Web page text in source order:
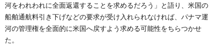
河をわれわれに全面返還することを求めるだろう」と語り、米国の
船舶通航料引き下げなどの要求が受け入れられなければ、パナマ運
河の管理権を全面的に米国へ戻すよう求める可能性をちらつかせ
た。